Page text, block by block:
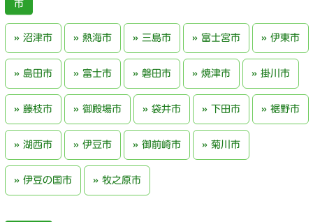
沼津市 熱海市 三島市 富士宮市 伊東市
島田市 富士市 磐田市 焼津市 掛川市
藤枝市 御殿場市 袋井市 下田市 裾野市
湖西市 伊豆市 御前崎市 菊川市
伊豆の国市 牧之原市